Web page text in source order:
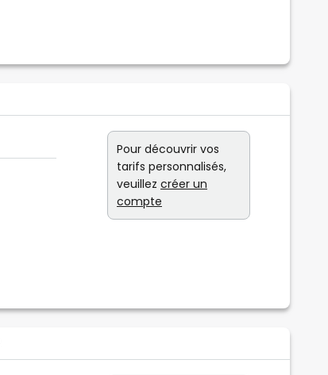
Pour découvrir vos
tarifs personnalisés,
veuillez créer un
compte